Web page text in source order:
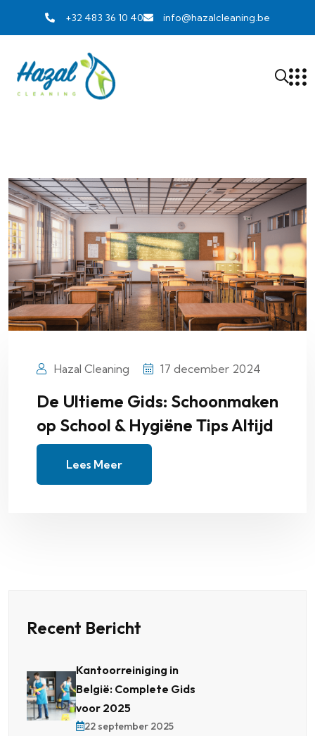
+32 483 36 10 40 info@hazalcleaning.be
Hazal Cleaning 17 december 2024
De Ultieme Gids: Schoonmaken
op School & Hygiëne Tips Altijd
Lees Meer
Recent Bericht
Kantoorreiniging in
België: Complete Gids
voor 2025
22 september 2025